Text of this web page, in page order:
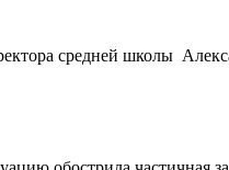
средней школы